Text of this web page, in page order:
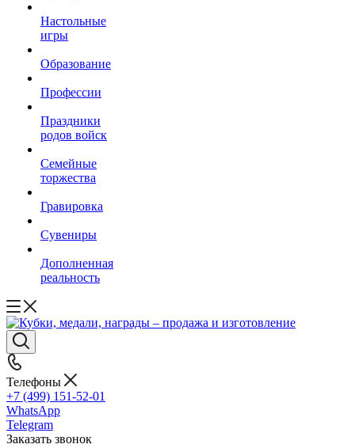
Настольные
игры
Образование
Профессии
Праздники
родов войск
Семейные
торжества
Гравировка
Сувениры
Дополненная
реальность
Телефоны
+7 (499) 151-52-01
WhatsApp
Telegram
Заказать звонок